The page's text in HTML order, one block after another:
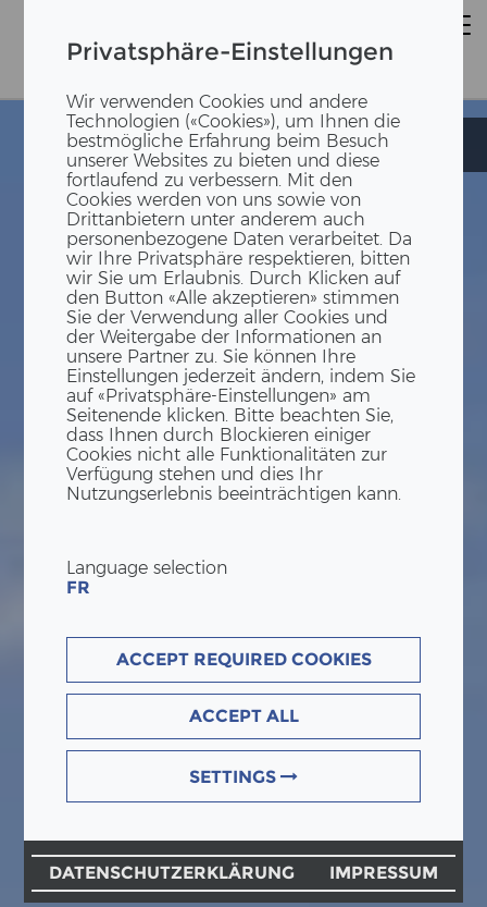
Privatsphäre-Einstellungen
Wir verwenden Cookies und andere
Technologien («Cookies»), um Ihnen die
bestmögliche Erfahrung beim Besuch
unserer Websites zu bieten und diese
fortlaufend zu verbessern. Mit den
Cookies werden von uns sowie von
Drittanbietern unter anderem auch
personenbezogene Daten verarbeitet. Da
wir Ihre Privatsphäre respektieren, bitten
wir Sie um Erlaubnis. Durch Klicken auf
den Button «Alle akzeptieren» stimmen
Sie der Verwendung aller Cookies und
der Weitergabe der Informationen an
unsere Partner zu. Sie können Ihre
Einstellungen jederzeit ändern, indem Sie
auf «Privatsphäre-Einstellungen» am
Seitenende klicken. Bitte beachten Sie,
dass Ihnen durch Blockieren einiger
Cookies nicht alle Funktionalitäten zur
Verfügung stehen und dies Ihr
Nutzungserlebnis beeinträchtigen kann.
Language selection
FR
ACCEPT REQUIRED COOKIES
ACCEPT ALL
SETTINGS
DATENSCHUTZERKLÄRUNG IMPRESSUM
Interimsbau
Interimsbau